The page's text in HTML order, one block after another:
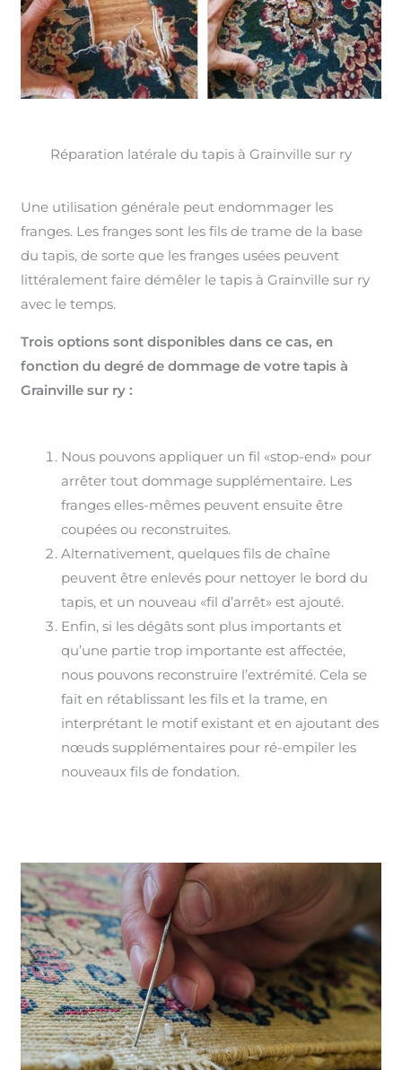
Réparation latérale du tapis à Grainville sur ry
Une utilisation générale peut endommager les
franges. Les franges sont les fils de trame de la base
du tapis, de sorte que les franges usées peuvent
littéralement faire démêler le tapis à Grainville sur ry
avec le temps.
Trois options sont disponibles dans ce cas, en
fonction du degré de dommage de votre tapis à
Grainville sur ry :
Nous pouvons appliquer un fil «stop-end» pour
arrêter tout dommage supplémentaire. Les
franges elles-mêmes peuvent ensuite être
coupées ou reconstruites.
Alternativement, quelques fils de chaîne
peuvent être enlevés pour nettoyer le bord du
tapis, et un nouveau «fil d’arrêt» est ajouté.
Enfin, si les dégâts sont plus importants et
qu’une partie trop importante est affectée,
nous pouvons reconstruire l’extrémité. Cela se
fait en rétablissant les fils et la trame, en
interprétant le motif existant et en ajoutant des
nœuds supplémentaires pour ré-empiler les
nouveaux fils de fondation.